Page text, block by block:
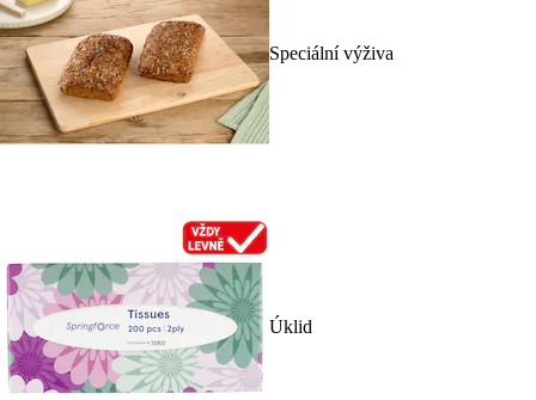
Speciální výživa
Úklid